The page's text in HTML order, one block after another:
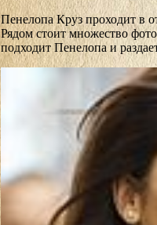
Пенелопа Круз проходит в
Рядом стоит множество
подходит Пенелопа и